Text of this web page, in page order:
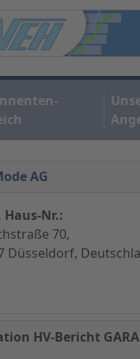
AG
Haus-Nr.:
70,
Düsseldorf,
HV-Bericht